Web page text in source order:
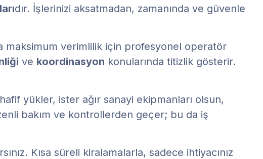
dır. İşlerinizi aksatmadan, zamanında ve güvenle
maksimum verimlilik için profesyonel operatör
ve koordinasyon konularında titizlik gösterir.
yükler, ister ağır sanayi ekipmanları olsun,
bakım ve kontrollerden geçer; bu da iş
Kısa süreli kiralamalarla, sadece ihtiyacınız